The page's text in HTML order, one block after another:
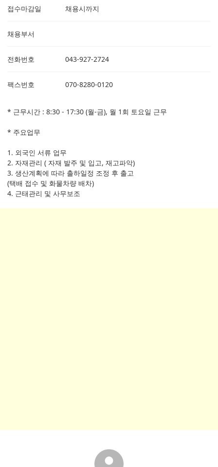
접수마감일 채용시까지
채용부서
전화번호 043-927-2724
팩스번호 070-8280-0120
* 근무시간 : 8:30 - 17:30 (월-금), 월 1회 토요일 근무
* 주요업무
1. 외국인 서류 업무
2. 자재관리 ( 자재 발주 및 입고, 재고파악)
3. 생산계획에 따라 출하일정 조정 후 출고
(택배 접수 및 화물차량 배차)
4. 근태관리 및 사무보조